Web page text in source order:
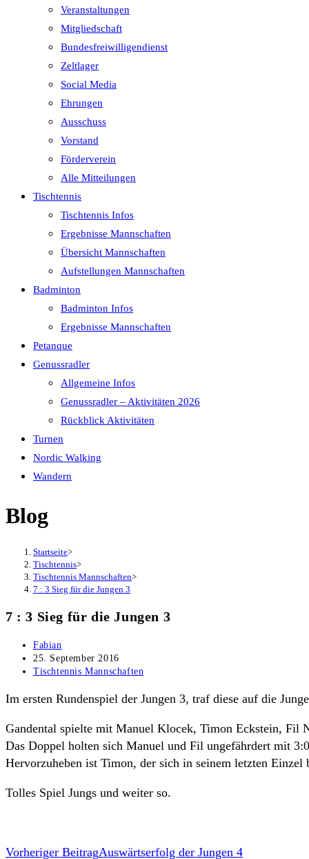
Veranstaltungen
Mitgliedschaft
Bundesfreiwilligendienst
Zeltlager
Social Media
Ehrungen
Ausschuss
Vorstand
Förderverein
Alle Mitteilungen
Tischtennis
Tischtennis Infos
Ergebnisse Mannschaften
Übersicht Mannschaften
Aufstellungen Mannschaften
Badminton
Badminton Infos
Ergebnisse Mannschaften
Petanque
Genussradler
Allgemeine Infos
Genussradler – Aktivitäten 2026
Rückblick Aktivitäten
Turnen
Nordic Walking
Wandern
Blog
Startseite>
Tischtennis>
Tischtennis Mannschaften>
7 : 3 Sieg für die Jungen 3
7 : 3 Sieg für die Jungen 3
Beitrags-
Autor:
Fabian
Beitrag
veröffentlicht:
25. September 2016
Beitrags-
Tischtennis Mannschaften
Im ersten Rundenspiel der Jungen 3, traf diese auf die
Gandental spielte mit Manuel Klocek, Timon Eckstein, Fil
Das Doppel holten sich Manuel und Fil ungefährdert mit
Hervorzuheben ist Timon, der sich in seinem letzten
Tolles Spiel Jungs und weiter so.
Weitere
Vorheriger BeitragAuswärtserfolg der Jungen 4